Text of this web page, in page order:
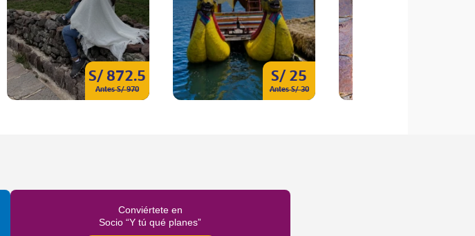
S/ 872.5
Antes S/ 970
S/ 25
Antes S/ 30
Conviértete en
Socio “Y tú qué planes”